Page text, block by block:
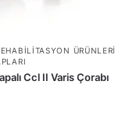
ÜRÜNLERI
Ccl II Varis Çorabı